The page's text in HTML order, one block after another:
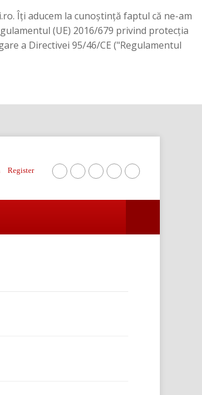
Îți aducem la cunoștință faptul că ne-am
(UE) 2016/679 privind protecţia
a Directivei 95/46/CE ("Regulamentul
Register